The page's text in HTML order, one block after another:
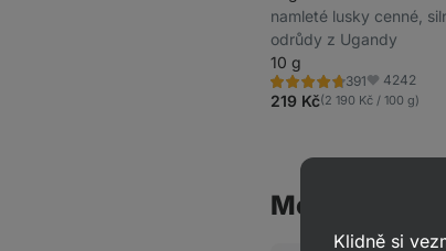
namleté lusky cenné,
odrůdy z Ugandy
10 g
391
Hodnocení
4.7/5,
391
Oblíbené
4242
219 Kč(2 190 Kč / 100 g)
Mohlo by tě
Klidně si